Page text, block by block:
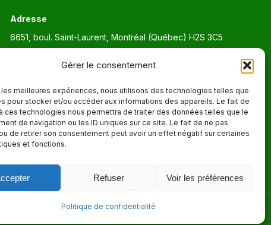
Gérer le consentement
meilleures expériences, nous utilisons des technologies telles que
pour stocker et/ou accéder aux informations des appareils. Le fait de
ces technologies nous permettra de traiter des données telles que le
de navigation ou les ID uniques sur ce site. Le fait de ne pas
de retirer son consentement peut avoir un effet négatif sur certaines
et fonctions.
Refuser Voir les préférences
Politique de confidentialité
Adresse
6651, boul. Saint-Laurent, Montréal (Québec) H2S 3C5
Heures d'ouvertures